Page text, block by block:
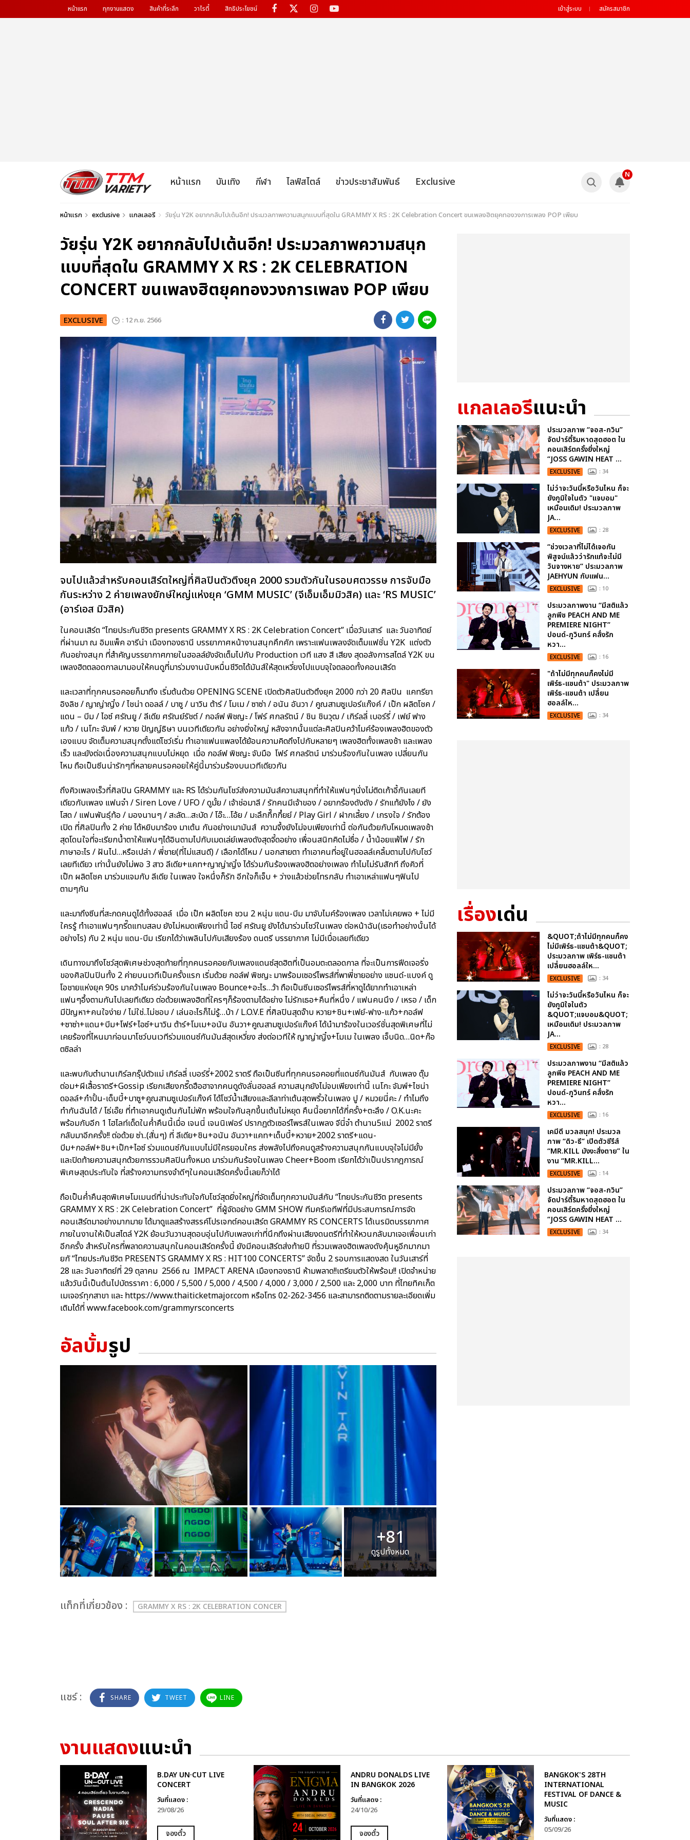
หน้าแรก ทุกงานแสดง สินค้าที่ระลึก วาไรตี้ สิทธิประโยชน์ เข้าสู่ระบบ สมัครสมาชิก
หน้าแรก บันเทิง กีฬา ไลฟ์สไตล์ ข่าวประชาสัมพันธ์ Exclusive
N
หน้าแรก exclusive แกลเลอรี วัยรุ่น Y2K อยากกลับไปเต้นอีก! ประมวลภาพความสนุกแบบที่สุดใน GRAMMY X RS : 2K Celebration Concert ขนเพลงฮิตยุคทองวงการเพลง POP เพียบ
วัยรุ่น Y2K อยากกลับไปเต้นอีก! ประมวลภาพความสนุก
แบบที่สุดใน GRAMMY X RS : 2K CELEBRATION
CONCERT ขนเพลงฮิตยุคทองวงการเพลง POP เพียบ
EXCLUSIVE : 12 ก.ย. 2566
จบไปแล้วสำหรับคอนเสิร์ตใหญ่ที่ศิลปินตัวตึงยุค 2000 รวมตัวกันในรอบศตวรรษ การจับมือ
กันระหว่าง 2 ค่ายเพลงยักษ์ใหญ่แห่งยุค ‘GMM MUSIC’ (จีเอ็มเอ็มมิวสิค) และ ‘RS MUSIC’
(อาร์เอส มิวสิค)
ในคอนเสิร์ต “ไทยประกันชีวิต presents GRAMMY X RS : 2K Celebration Concert” เมื่อวันเสาร์ และ วันอาทิตย์
ที่ผ่านมา ณ อิมแพ็ค อารีน่า เมืองทองธานี บรรยากาศหน้างานสนุกคึกคัก เพราะแฟนเพลงจัดเต็มแฟชั่น Y2K แต่งตัว
กันอย่างสนุก ที่สำคัญบรรยากาศภายในฮอลล์ยังจัดเต็มไปกับ Production เวที แสง สี เสียง สุดอลังการสไตล์ Y2K ขน
เพลงฮิตตลอดกาลมามอบให้คนดูที่มาร่วมงานนับหมื่นชีวิตได้มันส์ให้สุดเหวี่ยงไปแบบจุใจตลอดทั้งคอนเสิร์ต
และเวลาที่ทุกคนรอคอยก็มาถึง เริ่มต้นด้วย OPENING SCENE เปิดตัวศิลปินตัวตึงยุค 2000 กว่า 20 ศิลปิน แคทรียา
อิงลิช / ญาญ่าญิ๋ง / ไชน่า ดอลล์ / บาซู / นาวิน ต้าร์ / โมเม / ซาซ่า / อนัน อันวา / คูณสามซูเปอร์แก๊งค์ / เป๊ก ผลิตโชค /
แดน – บีม / ไอซ์ ศรัณยู / ลีเดีย ศรัณย์รัชต์ / กอล์ฟ พิชญะ / โฟร์ ศกลรัตน์ / ชิน ชินวุฒ / เกิร์ลลี่ เบอร์รี่ / เฟย์ ฟาง
แก้ว / เนโกะ จัมพ์ / หวาย ปัญญ์ธิษา บนเวทีเดียวกัน อย่างยิ่งใหญ่ หลังจากนั้นแต่ละศิลปินคว้าไมค์ร้องเพลงฮิตของตัว
เองแบบ จัดเต็มความสนุกตั้งแต่โชว์เริ่ม ทำเอาแฟนแพลงได้ย้อนความคิดถึงไปกับหลายๆ เพลงฮิตทั้งเพลงช้า และเพลง
เร็ว และยังต่อเนื่องความสนุกแบบไม่หยุด เมื่อ กอล์ฟ พิชญะ จับมือ โฟร์ ศกลรัตน์ มาร่วมร้องกันในเพลง เปลี่ยนกัน
ไหม ถือเป็นซีนน่ารักๆที่หลายคนรอคอยให้คู่นี้มาร่วมร้องบนเวทีเดียวกัน
ถึงคิวเพลงเร็วที่ศิลปิน GRAMMY และ RS ได้ร่วมกันโชว์ส่งความมันส์ความสนุกที่ทำให้แฟนๆนั่งไม่ติดเก้าอี้กันเลยที
เดียวกับเพลง แฟนจ๋า / Siren Love / UFO / ดูมั้ย / เจ้าช่อมาลี / รักคนมีเจ้าของ / อยากร้องดังดัง / รักแท้ยังไง / ยัง
โสด / แฟนพันธุ์ท้อ / มองนานๆ / สะลัด…สะบัด / โอ๊ะ…โอ้ย / มะลึกกึ๊กกึ๋ยย์ / Play Girl / ฝากเลี้ยง / เกรงใจ / รักต้อง
เปิด ที่ศิลปินทั้ง 2 ค่าย ได้หยิบมาร้อง มาเต้น กันอย่างเมามันส์ ความจึ้งยังไม่จบเพียงเท่านี้ ต่อกันด้วยกับโหมดเพลงช้า
สุดโดนใจที่จะเรียกน้ำตาให้แฟนๆได้อินตามไปกับเมดเล่ย์เพลงดังสุดจี้ดอย่าง เพื่อนสนิทคิดไม่ซื่อ / น้ำน้อยแพ้ไฟ / รัก
ภาษาอะไร / ฝันไป…หรือเปล่า / พี่ชาย(ที่ไม่แสนดี) / เลือกได้ไหม / นอกสายตา ทำเอาคนที่อยู่ในฮอลล์เคลิ้มตามไปกับโชว์
เลยทีเดียว เท่านั้นยังไม่พอ 3 สาว ลีเดีย+แคท+ญาญ่าญิ๋ง ได้ร่วมกันร้องเพลงฮิตอย่างเพลง ทำไมไม่รับสักที ถึงคิวที่
เป๊ก ผลิตโชค มาร่วมแจมกับ ลีเดีย ในเพลง ใจหนึ่งก็รัก อีกใจก็เจ็บ + ว่างแล้วช่วยโทรกลับ ทำเอาเหล่าแฟนๆฟินไป
ตามๆกัน
และมาถึงซีนที่สะกดคนดูได้ทั้งฮอลล์ เมื่อ เป๊ก ผลิตโชค ชวน 2 หนุ่ม แดน-บีม มาจับไมค์ร้องเพลง เวลาไม่เคยพอ + ไม่มี
ใครรู้ ทำเอาแฟนๆกรี๊ดแทบสลบ ยังไม่หมดเพียงเท่านี้ ไอซ์ ศรัณยู ยังได้มาร่วมโชว์ในเพลง ต่อหน้าฉัน(เธอทำอย่างนั้นได้
อย่างไร) กับ 2 หนุ่ม แดน-บีม เรียกได้ว่าเพลินไปกับเสียงร้อง ดนตรี บรรยากาศ ไม่มีเบื่อเลยทีเดียว
เดินทางมาถึงโชว์สุดพิเศษช่วงสุดท้ายที่ทุกคนรอคอยกับเพลงแดนซ์สุดฮิตที่เป็นอมตะตลอดกาล ที่จะเป็นการฟีดเจอริ่ง
ของศิลปินปินทั้ง 2 ค่ายบนเวทีเป็นครั้งแรก เริ่มด้วย กอล์ฟ พิชญะ มาพร้อมเซอร์ไพรส์ที่พาพี่ชายอย่าง แซนด์-แบงค์ ดู
โอชายแห่งยุค 90s มาคว้าไมค์ร่วมร้องกันในเพลง Bounce+อะไร…ว้า ถือเป็นซีนเซอร์ไพรส์ที่หาดูได้ยากทำเอาเหล่า
แฟนๆอึ้งตามกันไปเลยทีเดียว ต่อด้วยเพลงฮิตที่ใครๆก็ร้องตามได้อย่าง ไม่รักเธอ+คืนที่หนึ่ง / แฟนคนนึง / เหรอ / เด็ก
มีปัญหา+คนใจง่าย / ไม่ใช่..ไม่ชอบ / เล่นอะไรก็ไม่รู้…บ้า / L.O.V.E ที่ศิลปินสุดจ๊าบ หวาย+ชิน+เฟย์-ฟาง-แก้ว+กอล์ฟ
+ซาซ่า+แดน+บีม+โฟร์+ไอซ์+นาวิน ต้าร์+โมเม+อนัน อันวา+คูณสามซูเปอร์แก๊งค์ ได้นำมาร้องในเวอร์ชั่นสุดพิเศษที่ไม่
เคยร้องที่ไหนมาก่อนมาโชว์บนเวทีร่วมแดนซ์กันมันส์สุดเหวี่ยง ส่งต่อเวทีให้ ญาญ่าญิ๋ง+โมเม ในเพลง เจ็บนิด…นิด+ก๊อ
ตซิลล่า
และพบกับตำนานเกิร์ลกรุ๊ปตัวแม่ เกิร์ลลี่ เบอร์รี่+2002 ราตรี ถือเป็นซีนที่ทุกคนรอคอยที่แดนซ์กันมันส์ กับเพลง ตุ๊ม
ต่อม+ผีเสื้อราตรี+Gossip เรียกเสียงกรี๊ดฮือฮาจากคนดูดังลั่นฮอลล์ ความสนุกยังไม่จบเพียงเท่านี้ เนโกะ จัมพ์+ไชน่า
ดอลล์+กำปั้น-เด็บบี้+บาซู+คูณสามซูเปอร์แก๊งค์ ได้โชว์น้ำเสียงและลีลาท่าเต้นสุดพริ้วในเพลง ปู / หมวยนี่คะ / ทำไมถึง
ทำกันฉันได้ / โธ่เอ๊ย ที่ทำเอาคนดูเต้นกันไม่พัก พร้อมใจกันลุกขึ้นเต้นไม่หยุด คืนนี้อยากได้กี่ครั้ง+ตะลึง / O.K.นะคะ
พร้อมกับอีก 1 ไฮไลท์เด็ดในค่ำคืนนี้เมื่อ เจนนี่ เจนนิเฟอร์ ปรากฏตัวเซอร์ไพรส์ในเพลง จีนี่จ๋า ตำนาน5แม่ 2002 ราตรี
กลับมาอีกครั้ง!! ต่อด้วย ซ่า..(สั่นๆ) ที่ ลีเดีย+ชิน+อนัน อันวา+แคท+เด็บบี้+หวาย+2002 ราตรี+แดน-
บีม+กอล์ฟ+ชิน+เป๊ก+ไอซ์ ร่วมแดนซ์กันแบบไม่มีใครยอมใคร ส่งพลังไปถึงคนดูสร้างความสนุกกันแบบจุใจไม่มียั้ง
และปิดท้ายความสนุกด้วยการรวมศิลปินทั้งหมด มาร่วมกันร้องในเพลง Cheer+Boom เรียกได้ว่าเป็นปรากฎการณ์
พิเศษสุดประทับใจ ที่สร้างความทรงจำดีๆในคอนเสิร์ตครั้งนี้เลยก็ว่าได้
ถือเป็นค่ำคืนสุดพิเศษโมเมนต์ที่น่าประทับใจกับโชว์สุดยิ่งใหญ่ที่จัดเต็มทุกความมันส์กับ “ไทยประกันชีวิต presents
GRAMMY X RS : 2K Celebration Concert” ที่ผู้จัดอย่าง GMM SHOW ทีมครีเอทีฟที่มีประสบการณ์การจัด
คอนเสิร์ตมาอย่างมากมาย ได้มาดูแลสร้างสรรค์โปรเจกต์คอนเสิร์ต GRAMMY RS CONCERTS ได้เนรมิตบรรยากาศ
ภายในงานให้เป็นสไตล์ Y2K ย้อนวันวานสุดอบอุ่นไปกับเพลงเก่าที่นึกถึงผ่านเสียงดนตรีที่ทำให้หวนกลับมาเจอเพื่อนเก่า
อีกครั้ง สำหรับใครที่พลาดความสนุกในคอนเสิร์ตครั้งนี้ ยังมีคอนเสิร์ตส่งท้ายปี ที่รวมเพลงฮิตเพลงดังคุ้นหูอีกมากมา
ยกั “ไทยประกันชีวิต PRESENTS GRAMMY X RS : HIT100 CONCERTS” จัดขึ้น 2 รอบการแสดงสด ในวันเสาร์ที่
28 และ วันอาทิตย์ที่ 29 ตุลาคม 2566 ณ IMPACT ARENA เมืองทองธานี ห้ามพลาด!!เตรียมตัวให้พร้อม!! เปิดจำหน่าย
แล้ววันนี้เป็นต้นไปบัตรราคา : 6,000 / 5,500 / 5,000 / 4,500 / 4,000 / 3,000 / 2,500 และ 2,000 บาท ที่ไทยทิคเก็ต
เมเจอร์ทุกสาขา และ https://www.thaiticketmajor.com หรือโทร 02-262-3456 และสามารถติดตามรายละเอียดเพิ่ม
เติมได้ที่ www.facebook.com/grammyrsconcerts
อัลบั้มรูป
+81
ดูรูปทั้งหมด
เเท็กที่เกี่ยวข้อง : GRAMMY X RS : 2K CELEBRATION CONCER
แชร์ : SHARE TWEET LINE
แกลเลอรีแนะนำ
ประมวลภาพ “จอส-กวิน”
จัดปาร์ตี้ริมหาดสุดฮอต ใน
คอนเสิร์ตครั้งยิ่งใหญ่
“JOSS GAWIN HEAT ...
EXCLUSIVE : 34
ไม่ว่าจะวันนี้หรือวันไหน ก็จะ
ยังภูมิใจในตัว "แจบอม"
เหมือนเดิม! ประมวลภาพ
JA...
EXCLUSIVE : 28
“ช่วงเวลาที่ไม่ได้เจอกัน
พิสูจน์แล้วว่ารักแท้จะไม่มี
วันจางหาย” ประมวลภาพ
JAEHYUN กับแฟน...
EXCLUSIVE : 10
ประมวลภาพงาน “มีสติแล้ว
ลูกพีช PEACH AND ME
PREMIERE NIGHT”
ปอนด์-ภูวินทร์ คลั่งรัก
หวา...
EXCLUSIVE : 16
"ถ้าไม่มีทุกคนก็คงไม่มี
เพิร์ธ-แซนต้า" ประมวลภาพ
เพิร์ธ-แซนต้า เปลี่ยน
ฮอลล์ให...
EXCLUSIVE : 34
เรื่องเด่น
&QUOT;ถ้าไม่มีทุกคนก็คง
ไม่มีเพิร์ธ-แซนต้า&QUOT;
ประมวลภาพ เพิร์ธ-แซนต้า
เปลี่ยนฮอลล์ให...
EXCLUSIVE : 34
ไม่ว่าจะวันนี้หรือวันไหน ก็จะ
ยังภูมิใจในตัว
&QUOT;แจบอม&QUOT;
เหมือนเดิม! ประมวลภาพ
JA...
EXCLUSIVE : 28
ประมวลภาพงาน “มีสติแล้ว
ลูกพีช PEACH AND ME
PREMIERE NIGHT”
ปอนด์-ภูวินทร์ คลั่งรัก
หวา...
EXCLUSIVE : 16
เคมีดี มวลสนุก! ประมวล
ภาพ “ดิว-ธี” เปิดตัวซีรีส์
“MR.KILL มังงะสั่งตาย” ใน
งาน “MR.KILL...
EXCLUSIVE : 14
ประมวลภาพ “จอส-กวิน”
จัดปาร์ตี้ริมหาดสุดฮอต ใน
คอนเสิร์ตครั้งยิ่งใหญ่
“JOSS GAWIN HEAT ...
EXCLUSIVE : 34
งานแสดงแนะนำ
B.DAY UN·CUT LIVE
CONCERT
วันที่แสดง :
29/08/26
จองตั๋ว
ANDRU DONALDS LIVE
IN BANGKOK 2026
วันที่แสดง :
24/10/26
จองตั๋ว
BANGKOK'S 28TH
INTERNATIONAL
FESTIVAL OF DANCE &
MUSIC
วันที่แสดง :
05/09/26